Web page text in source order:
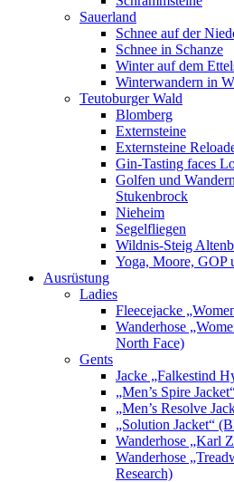
Sauerland
Schnee auf der
Schnee in Schanze
Winter auf dem
Winterwandern in
Teutoburger Wald
Blomberg
Externsteine
Externsteine
Gin-Tasting faces
Golfen und
Stukenbrock
Nieheim
Segelfliegen
Wildnis-Steig
Yoga, Moore, GOP
Ausrüstung
Ladies
Fleecejacke
Wanderhose
North Face)
Gents
Jacke „Falkestind
„Men’s Spire
„Men’s Resolve
„Solution Jacket“
Wanderhose „Karl
Wanderhose
Research)